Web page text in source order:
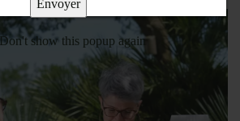
Don't show this popup again